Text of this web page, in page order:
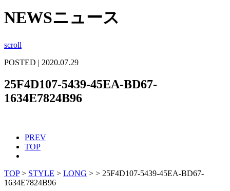
NEWSニュース
scroll
POSTED | 2020.07.29
25F4D107-5439-45EA-BD67-
1634E7824B96
PREV
TOP
TOP> STYLE > LONG > > 25F4D107-5439-45EA-BD67-
1634E7824B96